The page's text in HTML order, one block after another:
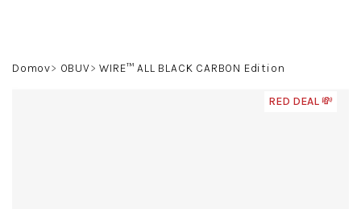
košík
Domov OBUV WIRE™ ALL BLACK CARBON Edition
RED DEAL 💸